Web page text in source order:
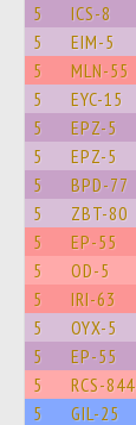
5 ICS-8
5 EIM-5
5 MLN-55
5 EYC-15
5 EPZ-5
5 EPZ-5
5 BPD-77
5 ZBT-80
5 EP-55
5 OD-5
5 IRI-63
5 OYX-5
5 EP-55
5 RCS-844
5 GIL-25